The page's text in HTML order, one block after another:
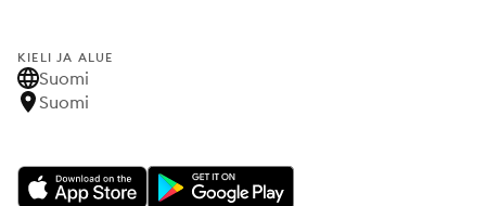
KIELI JA ALUE
Suomi
Suomi